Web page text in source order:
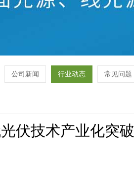
公司新闻 行业动态 常见问题
伏技术产业化突破